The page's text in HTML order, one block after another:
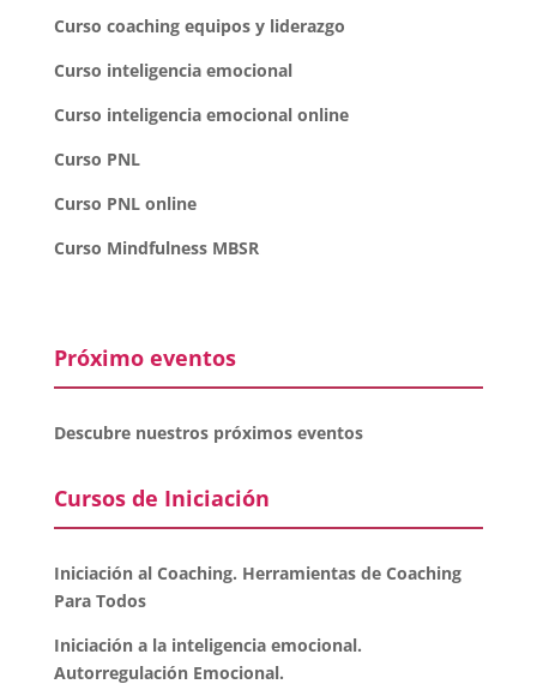
Curso coaching equipos y liderazgo
Curso inteligencia emocional
Curso inteligencia emocional online
Curso PNL
Curso PNL online
Curso Mindfulness MBSR
Próximo eventos
Descubre nuestros próximos eventos
Cursos de Iniciación
Iniciación al Coaching. Herramientas de Coaching
Para Todos
Iniciación a la inteligencia emocional.
Autorregulación Emocional.